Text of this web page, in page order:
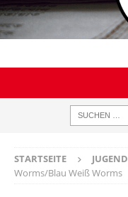
STARTSEITE JUGEND
Worms/Blau Weiß Worms